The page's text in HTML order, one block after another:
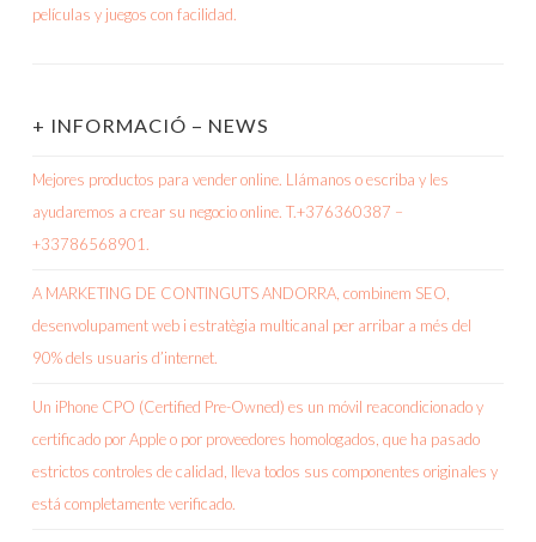
+ INFORMACIÓ – NEWS
Mejores productos para vender online. Llámanos o escriba y les
ayudaremos a crear su negocio online. T.+376360387 –
+33786568901.
A MARKETING DE CONTINGUTS ANDORRA, combinem SEO,
desenvolupament web i estratègia multicanal per arribar a més del
90% dels usuaris d’internet.
Un iPhone CPO (Certified Pre-Owned) es un móvil reacondicionado y
certificado por Apple o por proveedores homologados, que ha pasado
estrictos controles de calidad, lleva todos sus componentes originales y
está completamente verificado.